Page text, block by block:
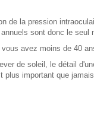
la pression
sont donc le seul
avez moins de 40
de soleil, le détail
plus important que